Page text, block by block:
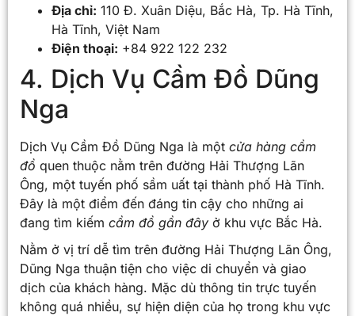
Địa chỉ: 110 Đ. Xuân Diệu, Bắc Hà, Tp. Hà Tĩnh,
Hà Tĩnh, Việt Nam
Điện thoại: +84 922 122 232
4. Dịch Vụ Cầm Đồ Dũng
Nga
Dịch Vụ Cầm Đồ Dũng Nga là một cửa hàng cầm
đồ quen thuộc nằm trên đường Hải Thượng Lãn
Ông, một tuyến phố sầm uất tại thành phố Hà Tĩnh.
Đây là một điểm đến đáng tin cậy cho những ai
đang tìm kiếm cầm đồ gần đây ở khu vực Bắc Hà.
Nằm ở vị trí dễ tìm trên đường Hải Thượng Lãn Ông,
Dũng Nga thuận tiện cho việc di chuyển và giao
dịch của khách hàng. Mặc dù thông tin trực tuyến
không quá nhiều, sự hiện diện của họ trong khu vực